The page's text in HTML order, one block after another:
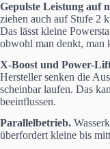
Gepulste Leistung auf
ziehen auch auf Stufe 2
Das lässt kleine
obwohl man denkt, man
X-Boost und Power-
Hersteller senken die
scheinbar laufen. Das
beeinflussen.
Parallelbetrieb.
überfordert kleine bis